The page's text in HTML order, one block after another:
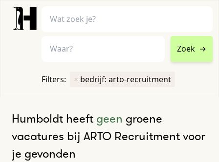
Zoek →
Filters: × bedrijf: arto-recruitment
Humboldt heeft geen groene
vacatures bij ARTO Recruitment voor
je gevonden